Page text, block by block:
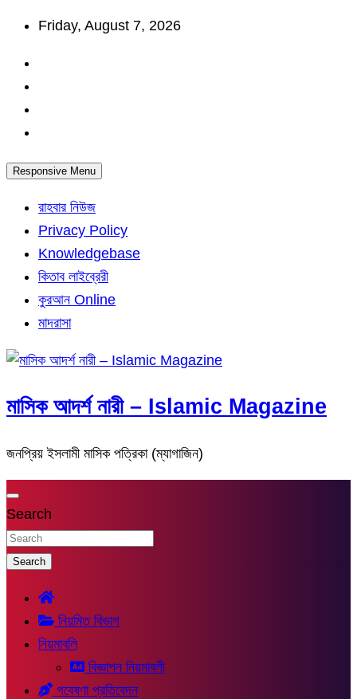
Skip
content
Friday, August 7, 2026
Responsive Menu
রাহবার নিউজ
Privacy Policy
Knowledgebase
কিতাব লাইব্রেরী
কুরআন Online
মাদরাসা
মাসিক আদর্শ নারী – Islamic Magazine
জনপ্রিয় ইসলামী মাসিক পত্রিকা (ম্যাগাজিন)
Search
Search
নিয়মিত বিভাগ
নিয়মাবলি
বিজ্ঞাপন নিয়মাবলী
গবেষণা প্রতিবেদন